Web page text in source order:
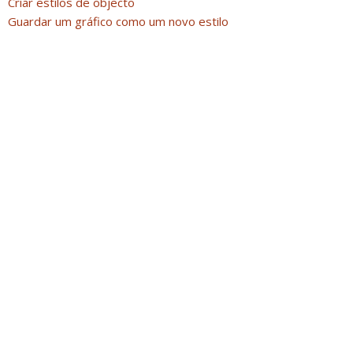
Guardar um gráfico como um novo estilo